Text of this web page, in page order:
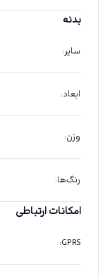
بدنه
سایر:
ابعاد:
وزن:
رنگ‌ها:
امکانات ارتباطی
GPRS
: